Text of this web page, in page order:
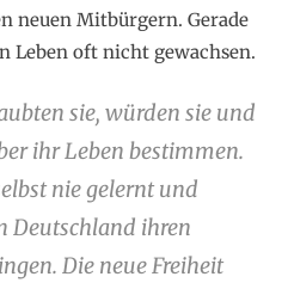
neuen Mitbürgern. Gerade
Leben oft nicht gewachsen.
sie, würden sie und
ihr Leben bestimmen.
nie gelernt und
Deutschland ihren
Die neue Freiheit